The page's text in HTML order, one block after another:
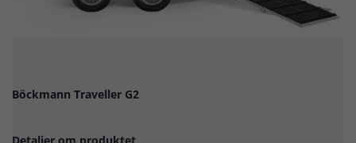
Böckmann Traveller G2
Detaljer om produktet